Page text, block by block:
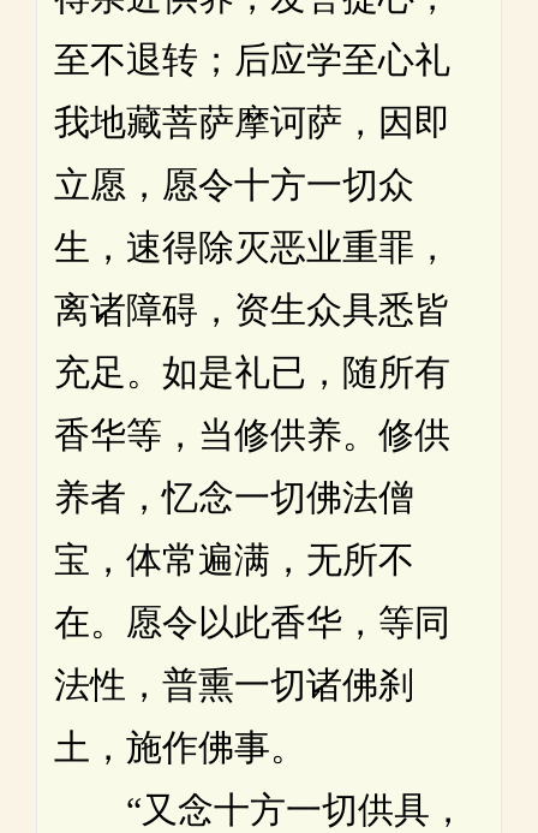
至不退转；后应学至心礼
我地藏菩萨摩诃萨，因即
立愿，愿令十方一切众
生，速得除灭恶业重罪，
离诸障碍，资生众具悉皆
充足。如是礼已，随所有
香华等，当修供养。修供
养者，忆念一切佛法僧
宝，体常遍满，无所不
在。愿令以此香华，等同
法性，普熏一切诸佛刹
土，施作佛事。
“又念十方一切供具，